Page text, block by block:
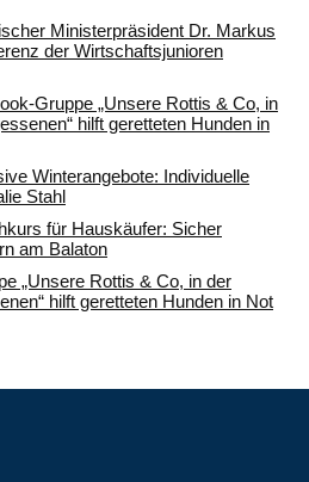
Ministerpräsident Dr. Markus
der Wirtschaftsjunioren
Gruppe „Unsere Rottis & Co, in
hilft geretteten Hunden in
Winterangebote: Individuelle
Stahl
für Hauskäufer: Sicher
am Balaton
„Unsere Rottis & Co, in der
hilft geretteten Hunden in Not